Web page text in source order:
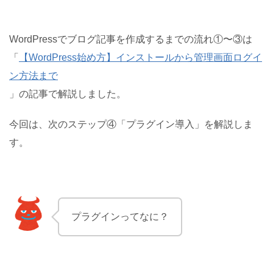
WordPressでブログ記事を作成するまでの流れ①〜③は
「
【WordPress始め方】インストールから管理画面ログイ
ン方法まで
」の記事で解説しました。
今回は、次のステップ④「プラグイン導入」を解説しま
す。
プラグインってなに？